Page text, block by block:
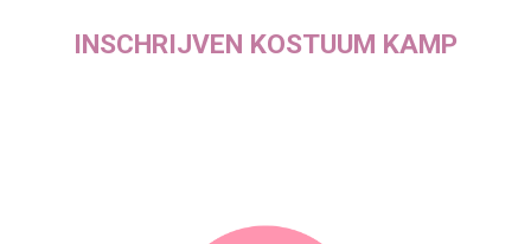
INSCHRIJVEN KOSTUUM KAMP